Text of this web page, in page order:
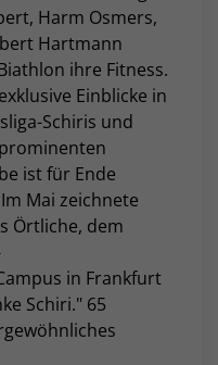
Harm Osmers,
Hartmann
ihre Fitness.
Einblicke in
Schiris und
ist für Ende
Mai zeichnete
Örtliche, dem
in Frankfurt
Schiri." 65